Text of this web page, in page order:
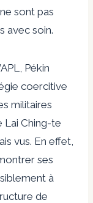
sont pas
avec soin.
Pékin
coercitive
militaires
Lai Ching-te
vus. En effet,
ses
à
de